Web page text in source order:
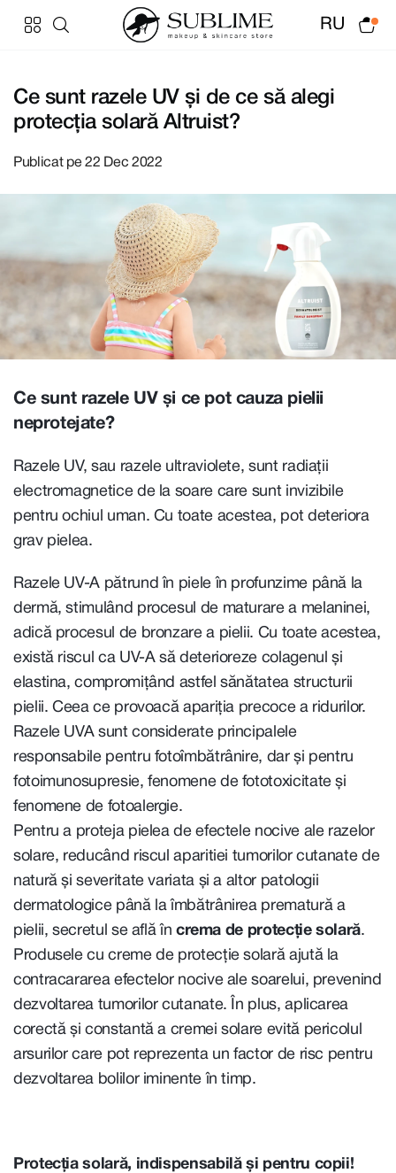
RU
Ce sunt razele UV și de ce să alegi
protecția solară Altruist?
Publicat pe 22 Dec 2022
Ce sunt razele UV și ce pot cauza pielii
neprotejate?
Razele UV, sau razele ultraviolete, sunt radiații
electromagnetice de la soare care sunt invizibile
pentru ochiul uman. Cu toate acestea, pot deteriora
grav pielea.
Razele UV-A pătrund în piele în profunzime până la
dermă, stimulând procesul de maturare a melaninei,
adică procesul de bronzare a pielii. Cu toate acestea,
există riscul ca UV-A să deterioreze colagenul și
elastina, compromițând astfel sănătatea structurii
pielii. Ceea ce provoacă apariția precoce a ridurilor.
Razele UVA sunt considerate principalele
responsabile pentru fotoîmbătrânire, dar și pentru
fotoimunosupresie, fenomene de fototoxicitate și
fenomene de fotoalergie.
Pentru a proteja pielea de efectele nocive ale razelor
solare, reducând riscul aparitiei tumorilor cutanate de
natură și severitate variata și a altor patologii
dermatologice până la îmbătrânirea prematură a
pielii, secretul se află în crema de protecție solară.
Produsele cu creme de protecție solară ajută la
contracararea efectelor nocive ale soarelui, prevenind
dezvoltarea tumorilor cutanate. În plus, aplicarea
corectă și constantă a cremei solare evită pericolul
arsurilor care pot reprezenta un factor de risc pentru
dezvoltarea bolilor iminente în timp.
Protecția solară, indispensabilă și pentru copii!